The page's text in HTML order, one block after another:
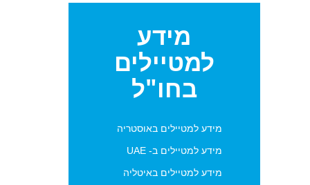
מידע
למטיילים
בחו"ל
מידע למטיילים באוסטריה
מידע למטיילים ב- UAE
מידע למטיילים באיטליה